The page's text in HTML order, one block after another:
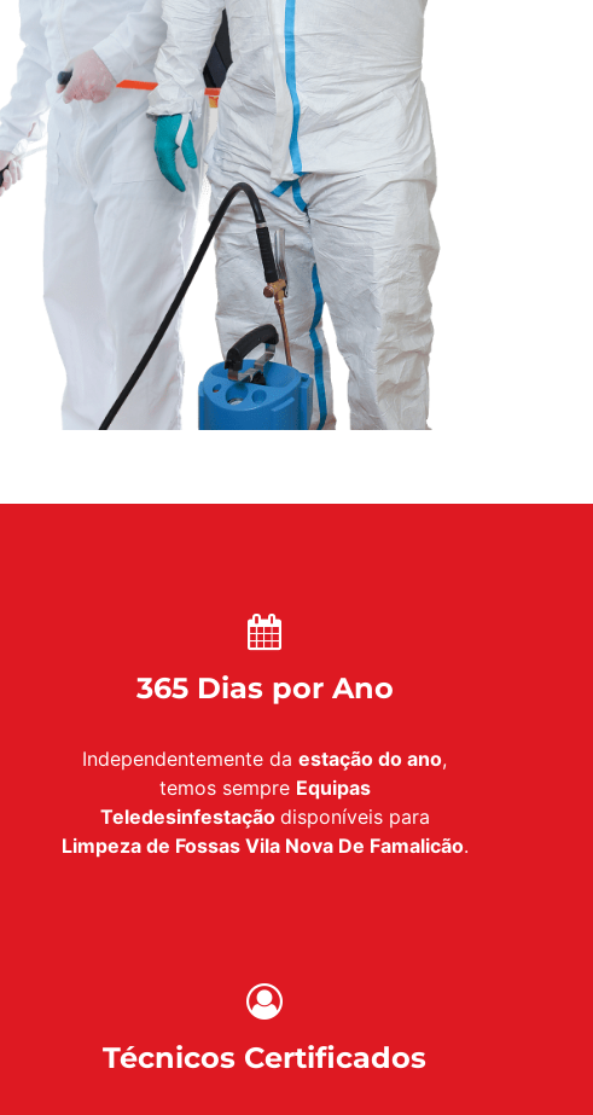
365 Dias por Ano
Independentemente da estação do ano,
temos sempre Equipas
Teledesinfestação disponíveis para
Limpeza de Fossas Vila Nova De Famalicão.
Técnicos Certificados